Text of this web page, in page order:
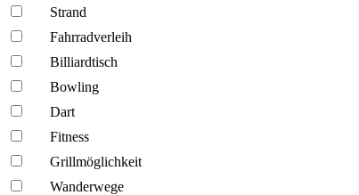
Strand
Fahrrad­verleih
Billiardtisch
Bowling
Dart
Fitness
Grillmöglich­keit
Wanderwege